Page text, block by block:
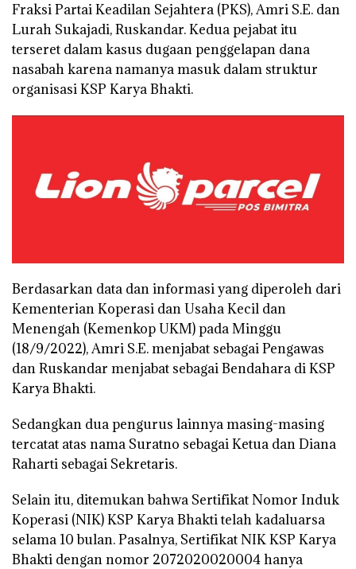
Fraksi Partai Keadilan Sejahtera (PKS), Amri S.E. dan
Lurah Sukajadi, Ruskandar. Kedua pejabat itu
terseret dalam kasus dugaan penggelapan dana
nasabah karena namanya masuk dalam struktur
organisasi KSP Karya Bhakti.
Berdasarkan data dan informasi yang diperoleh dari
Kementerian Koperasi dan Usaha Kecil dan
Menengah (Kemenkop UKM) pada Minggu
(18/9/2022), Amri S.E. menjabat sebagai Pengawas
dan Ruskandar menjabat sebagai Bendahara di KSP
Karya Bhakti.
Sedangkan dua pengurus lainnya masing-masing
tercatat atas nama Suratno sebagai Ketua dan Diana
Raharti sebagai Sekretaris.
Selain itu, ditemukan bahwa Sertifikat Nomor Induk
Koperasi (NIK) KSP Karya Bhakti telah kadaluarsa
selama 10 bulan. Pasalnya, Sertifikat NIK KSP Karya
Bhakti dengan nomor 2072020020004 hanya